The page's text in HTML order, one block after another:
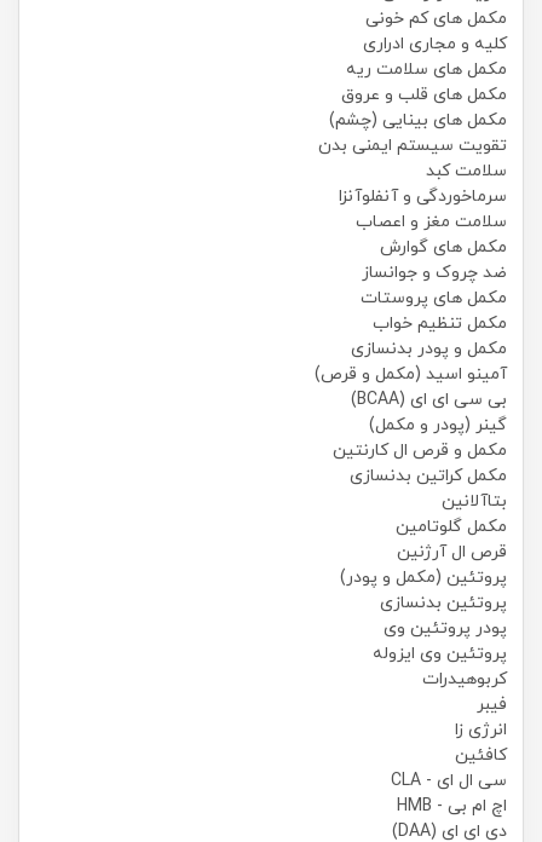
مکمل های کم خونی
کلیه و مجاری ادراری
مکمل های سلامت ریه
مکمل های قلب و عروق
مکمل های بینایی (چشم)
تقویت سیستم ایمنی بدن
سلامت کبد
سرماخوردگی و آنفلوآنزا
سلامت مغز و اعصاب
مکمل های گوارش
ضد چروک و جوانساز
مکمل های پروستات
مکمل تنظیم خواب
مکمل و پودر بدنسازی
آمینو اسید (مکمل و قرص)
بی سی ای ای (BCAA)
گینر (پودر و مکمل)
مکمل و قرص ال کارنتین
مکمل کراتین بدنسازی
بتاآلانین
مکمل گلوتامین
قرص ال آرژنین
پروتئین (مکمل و پودر)
پروتئین بدنسازی
پودر پروتئین وی
پروتئین وی ایزوله
کربوهیدرات
فیبر
انرژی زا
کافئین
سی ال ای - CLA
اچ ام بی - HMB
دی ای ای (DAA)